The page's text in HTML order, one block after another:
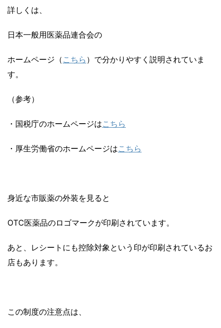
詳しくは、
日本一般用医薬品連合会の
ホームページ（ こちら ）で分かりやすく説明されていま
す。
（参考）
・国税庁のホームページはこちら
・厚生労働省のホームページはこちら
身近な市販薬の外装を見ると
OTC医薬品のロゴマークが印刷されています。
あと、レシートにも控除対象という印が印刷されているお
店もあります。
この制度の注意点は、